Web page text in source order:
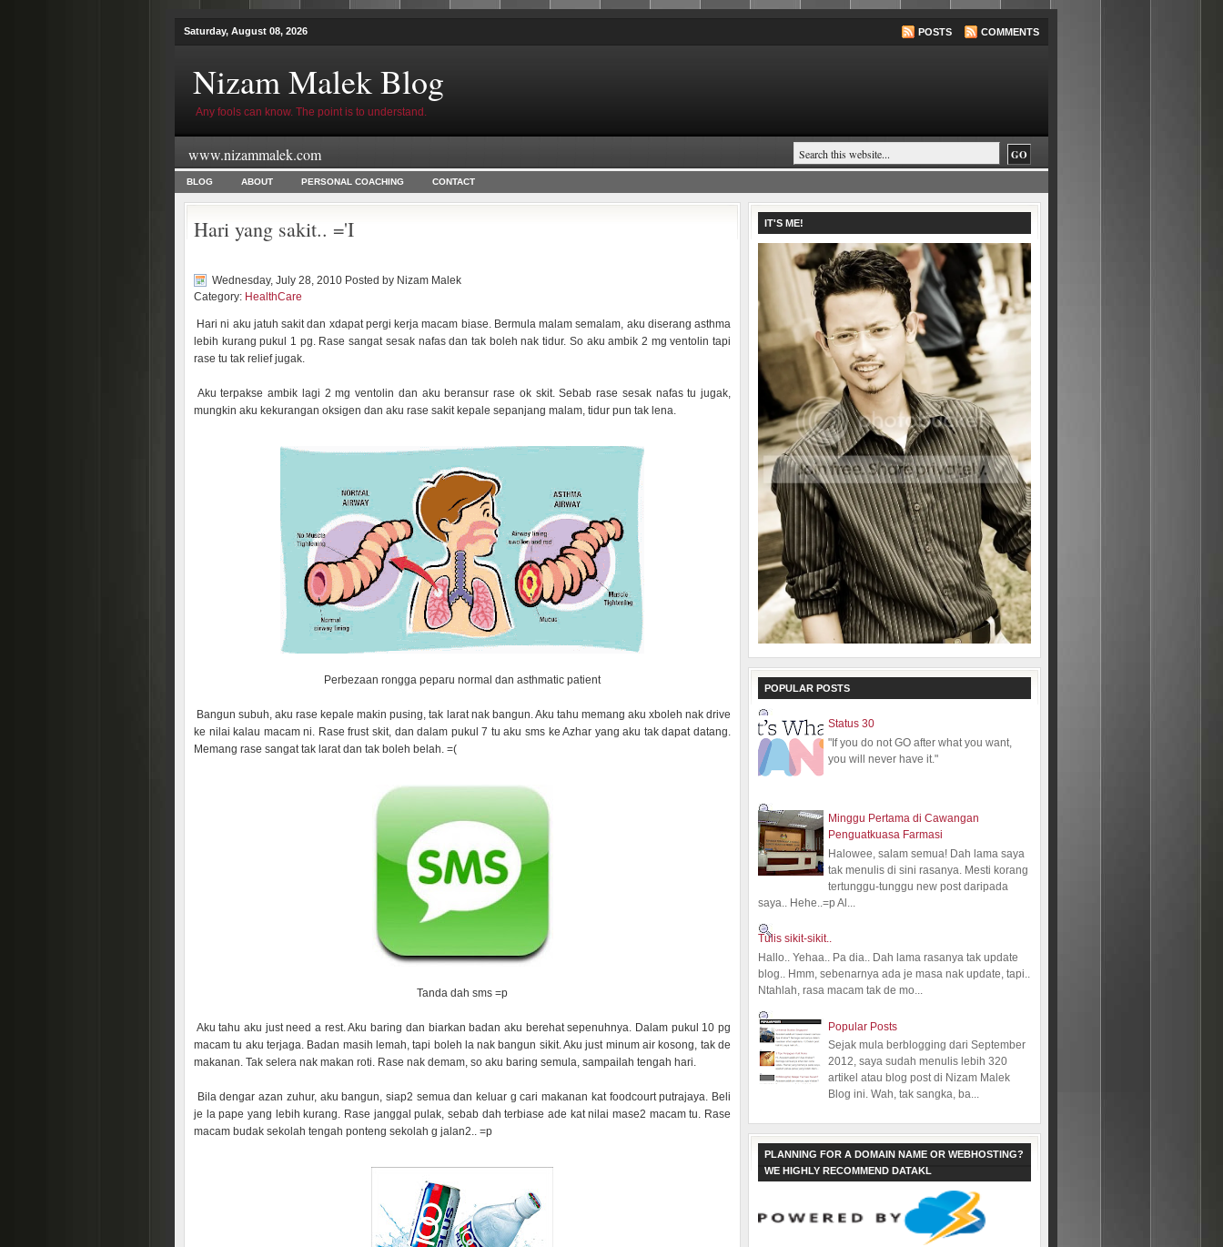
Saturday, August 08, 2026 POSTS COMMENTS
Nizam Malek Blog
Any fools can know. The point is to understand.
www.nizammalek.com
BLOG ABOUT PERSONAL COACHING CONTACT
Hari yang sakit.. ='I
Wednesday, July 28, 2010 Posted by Nizam Malek
Category: HealthCare
Hari ni aku jatuh sakit dan xdapat pergi kerja macam biase. Bermula malam semalam, aku diserang asthma
lebih kurang pukul 1 pg. Rase sangat sesak nafas dan tak boleh nak tidur. So aku ambik 2 mg ventolin tapi
rase tu tak relief jugak.
Aku terpakse ambik lagi 2 mg ventolin dan aku beransur rase ok skit. Sebab rase sesak nafas tu jugak,
mungkin aku kekurangan oksigen dan aku rase sakit kepale sepanjang malam, tidur pun tak lena.
Perbezaan rongga peparu normal dan asthmatic patient
Bangun subuh, aku rase kepale makin pusing, tak larat nak bangun. Aku tahu memang aku xboleh nak drive
ke nilai kalau macam ni. Rase frust skit, dan dalam pukul 7 tu aku sms ke Azhar yang aku tak dapat datang.
Memang rase sangat tak larat dan tak boleh belah. =(
Tanda dah sms =p
Aku tahu aku just need a rest. Aku baring dan biarkan badan aku berehat sepenuhnya. Dalam pukul 10 pg
macam tu aku terjaga. Badan masih lemah, tapi boleh la nak bangun sikit. Aku just minum air kosong, tak de
makanan. Tak selera nak makan roti. Rase nak demam, so aku baring semula, sampailah tengah hari.
Bila dengar azan zuhur, aku bangun, siap2 semua dan keluar g cari makanan kat foodcourt putrajaya. Beli
je la pape yang lebih kurang. Rase janggal pulak, sebab dah terbiase ade kat nilai mase2 macam tu. Rase
macam budak sekolah tengah ponteng sekolah g jalan2.. =p
IT'S ME!
POPULAR POSTS
Status 30
"If you do not GO after what you want,
you will never have it."
Minggu Pertama di Cawangan
Penguatkuasa Farmasi
Halowee, salam semua! Dah lama saya
tak menulis di sini rasanya. Mesti korang
tertunggu-tunggu new post daripada
saya.. Hehe..=p Al...
Tulis sikit-sikit..
Hallo.. Yehaa.. Pa dia.. Dah lama rasanya tak update
blog.. Hmm, sebenarnya ada je masa nak update, tapi..
Ntahlah, rasa macam tak de mo...
Popular Posts
Sejak mula berblogging dari September
2012, saya sudah menulis lebih 320
artikel atau blog post di Nizam Malek
Blog ini. Wah, tak sangka, ba...
PLANNING FOR A DOMAIN NAME OR WEBHOSTING?
WE HIGHLY RECOMMEND DATAKL